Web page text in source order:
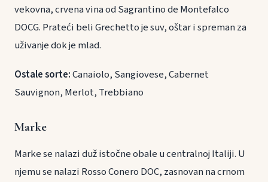
vekovna, crvena vina od Sagrantino de Montefalco
DOCG. Prateći beli Grechetto je suv, oštar i spreman za
uživanje dok je mlad.
Ostale sorte:Canaiolo, Sangiovese, Cabernet
Sauvignon, Merlot, Trebbiano
Marke
Marke se nalazi duž istočne obale u centralnoj Italiji. U
njemu se nalazi Rosso Conero DOC, zasnovan na crnom